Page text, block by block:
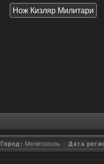
Нож Кизляр Милитари
Город: Мелитополь Дата